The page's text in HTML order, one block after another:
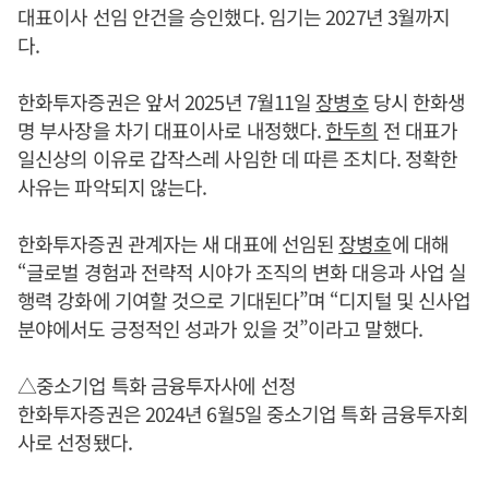
대표이사 선임 안건을 승인했다. 임기는 2027년 3월까지
다.
한화투자증권은 앞서 2025년 7월11일 장병호당시 한화생
명 부사장을 차기 대표이사로 내정했다.한두희 전 대표가
일신상의 이유로 갑작스레 사임한 데 따른 조치다. 정확한
사유는 파악되지 않는다.
한화투자증권 관계자는 새 대표에 선임된 장병호에 대해
“글로벌 경험과 전략적 시야가 조직의 변화 대응과 사업 실
행력 강화에 기여할 것으로 기대된다”며 “디지털 및 신사업
분야에서도 긍정적인 성과가 있을 것”이라고 말했다.
△중소기업 특화 금융투자사에 선정
한화투자증권은 2024년 6월5일 중소기업 특화 금융투자회
사로 선정됐다.